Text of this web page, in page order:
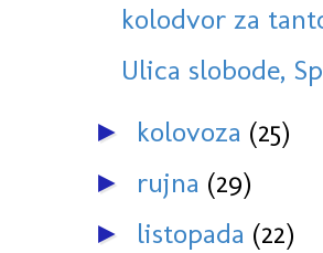
kolodvor za
Ulica slobode,
► kolovoza (25)
► rujna (29)
► listopada (22)